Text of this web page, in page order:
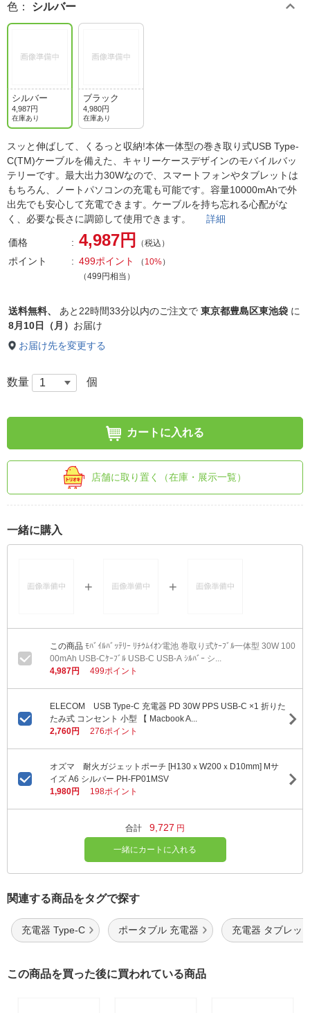
色 ： シルバー
シルバー
4,987円
在庫あり
ブラック
4,980円
在庫あり
スッと伸ばして、くるっと収納!本体一体型の巻き取り式USB Type-
C(TM)ケーブルを備えた、キャリーケースデザインのモバイルバッ
テリーです。最大出力30Wなので、スマートフォンやタブレットは
もちろん、ノートパソコンの充電も可能です。容量10000mAhで外
出先でも安心して充電できます。ケーブルを持ち忘れる心配がな
く、必要な長さに調節して使用できます。 詳細
価格 4,987円 （税込）
ポイント 499ポイント （ 10%）
（499円相当）
送料無料、 あと 22時間33分以内のご注文で 東京都豊島区東池袋 に
8月10日（月） お届け
お届け先を変更する
数量 個
カートに入れる
店舗に取り置く（在庫・展示一覧）
一緒に購入
ﾓﾊﾞｲﾙﾊﾞｯﾃﾘｰ ﾘﾁｳﾑｲｵﾝ電池 巻取り式ｹｰﾌﾞﾙ一体型 30W 100
00mAh USB-Cｹｰﾌﾞﾙ USB-C USB-A ｼﾙﾊﾞｰ シ...
4,987円
499ポイント
ELECOM USB Type-C 充電器 PD 30W PPS USB-C ×1 折りた
たみ式 コンセント 小型 【 Macbook A...
2,760円
276ポイント
オズマ 耐火ガジェットポーチ [H130ｘW200ｘD10mm] Mサ
イズ A6 シルバー PH-FP01MSV
1,980円
198ポイント
合計 9,727 円
一緒にカートに入れる
関連する商品をタグで探す
充電器 Type-C ポータブル 充電器 充電器 タブレッ
この商品を買った後に買われている商品